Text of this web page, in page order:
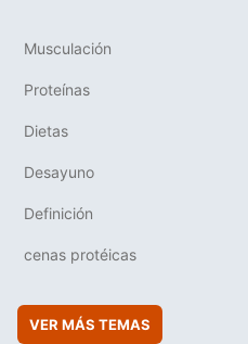
Musculación
Proteínas
Dietas
Desayuno
Definición
cenas protéicas
VER MÁS TEMAS